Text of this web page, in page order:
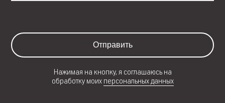
Отправить
Нажимая на кнопку, я соглашаюсь на
обработку моих персональных данных